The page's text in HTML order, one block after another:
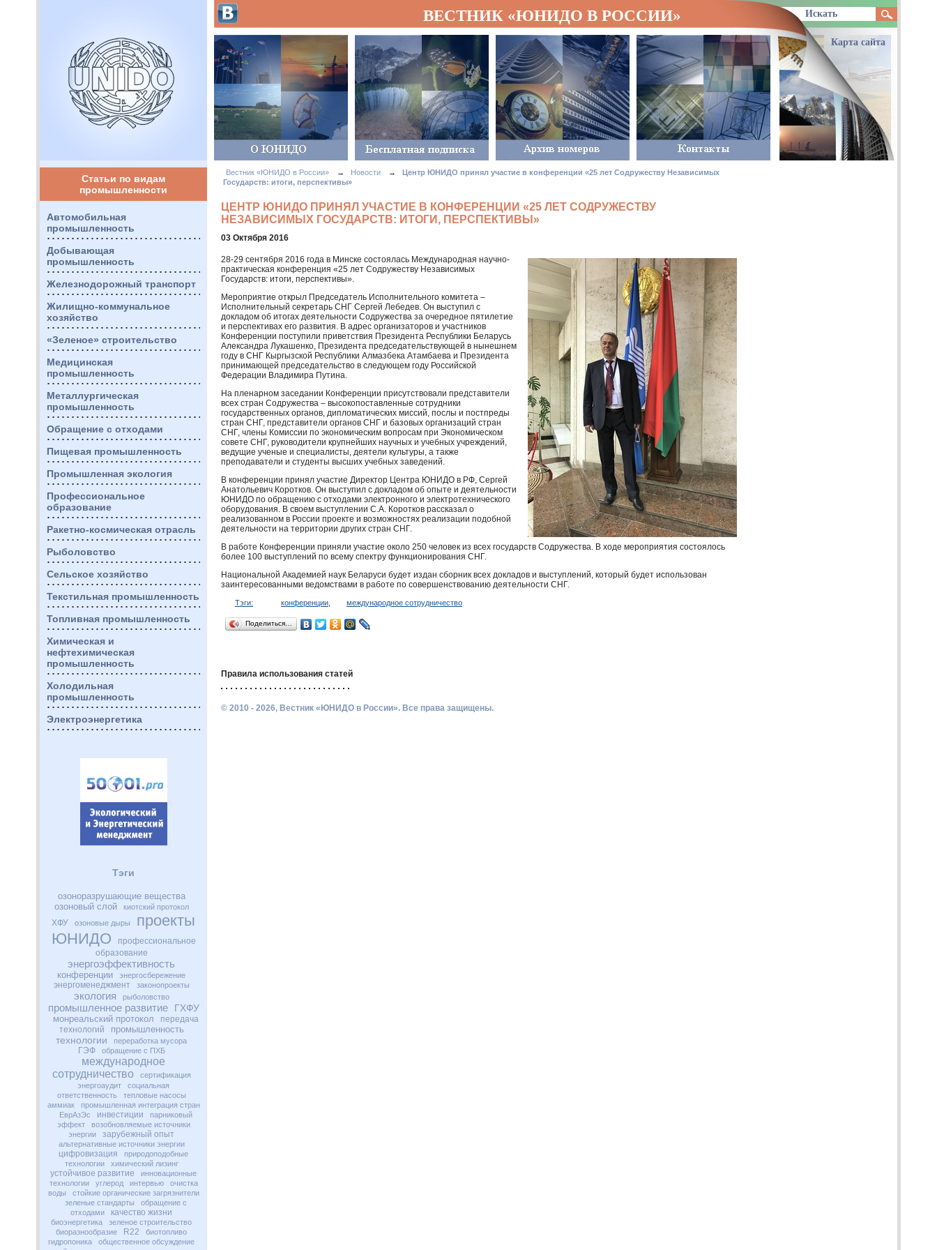
ВЕСТНИК «ЮНИДО В РОССИИ»
Карта сайта
Статьи по видам
промышленности
Автомобильная
промышленность
Добывающая
промышленность
Железнодорожный транспорт
Жилищно-коммунальное
хозяйство
«Зеленое» строительство
Медицинская
промышленность
Металлургическая
промышленность
Обращение с отходами
Пищевая промышленность
Промышленная экология
Профессиональное
образование
Ракетно-космическая отрасль
Рыболовство
Сельское хозяйство
Текстильная промышленность
Топливная промышленность
Химическая и
нефтехимическая
промышленность
Холодильная
промышленность
Электроэнергетика
Тэги
озоноразрушающие вещества
озоновый слой
киотский протокол
ХФУ озоновые дыры
проекты
ЮНИДО
профессиональное
образование
энергоэффективность
конференции энергосбережение
энергоменеджмент законопроекты
экология рыболовство
промышленное развитие ГХФУ
монреальский протокол
передача
технологий
промышленность
технологии переработка мусора
ГЭФ обращение с ПХБ
международное
сотрудничество
сертификация
энергоаудит
социальная
ответственность
тепловые насосы
аммиак
промышленная интеграция стран
ЕврАзЭс
инвестиции
парниковый
эффект
возобновляемые источники
энергии
зарубежный опыт
альтернативные источники энергии
цифровизация
природоподобные
технологии
химический лизинг
устойчивое развитие
инновационные
технологии
углерод интервью
очистка
воды
стойкие органические загрязнители
зеленые стандарты
обращение с
отходами
качество жизни
биоэнергетика
зеленое строительство
биоразнообразие
R22
биотопливо
гидропоника
общественное обсуждение
Вестник «ЮНИДО в России» → Новости →
Центр ЮНИДО принял участие в конференции «25 лет Содружеству Независимых
Государств: итоги, перспективы»
ЦЕНТР ЮНИДО ПРИНЯЛ УЧАСТИЕ В КОНФЕРЕНЦИИ «25 ЛЕТ СОДРУЖЕСТВУ
НЕЗАВИСИМЫХ ГОСУДАРСТВ: ИТОГИ, ПЕРСПЕКТИВЫ»
03 Октября 2016
28-29 сентября 2016 года в Минске состоялась Международная научно-
практическая конференция «25 лет Содружеству Независимых
Государств: итоги, перспективы».
Мероприятие открыл Председатель Исполнительного комитета –
Исполнительный секретарь СНГ Сергей Лебедев. Он выступил с
докладом об итогах деятельности Содружества за очередное пятилетие
и перспективах его развития. В адрес организаторов и участников
Конференции поступили приветствия Президента Республики Беларусь
Александра Лукашенко, Президента председательствующей в нынешнем
году в СНГ Кыргызской Республики Алмазбека Атамбаева и Президента
принимающей председательство в следующем году Российской
Федерации Владимира Путина.
На пленарном заседании Конференции присутствовали представители
всех стран Содружества – высокопоставленные сотрудники
государственных органов, дипломатических миссий, послы и постпреды
стран СНГ, представители органов СНГ и базовых организаций стран
СНГ, члены Комиссии по экономическим вопросам при Экономическом
совете СНГ, руководители крупнейших научных и учебных учреждений,
ведущие ученые и специалисты, деятели культуры, а также
преподаватели и студенты высших учебных заведений.
В конференции принял участие Директор Центра ЮНИДО в РФ, Сергей
Анатольевич Коротков. Он выступил с докладом об опыте и деятельности
ЮНИДО по обращению с отходами электронного и электротехнического
оборудования. В своем выступлении С.А. Коротков рассказал о
реализованном в России проекте и возможностях реализации подобной
деятельности на территории других стран СНГ.
В работе Конференции приняли участие около 250 человек из всех государств Содружества. В ходе мероприятия состоялось
более 100 выступлений по всему спектру функционирования СНГ.
Национальной Академией наук Беларуси будет издан сборник всех докладов и выступлений, который будет использован
заинтересованными ведомствами в работе по совершенствованию деятельности СНГ.
Тэги: конференции международное сотрудничество
Поделиться…
Правила использования статей
© 2010 - 2026, Вестник «ЮНИДО в России». Все права защищены.